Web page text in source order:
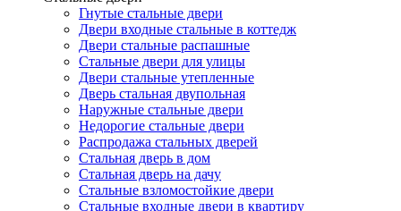
Гнутые стальные двери
Двери входные стальные в коттедж
Двери стальные распашные
Стальные двери для улицы
Двери стальные утепленные
Дверь стальная двупольная
Наружные стальные двери
Недорогие стальные двери
Распродажа стальных дверей
Стальная дверь в дом
Стальная дверь на дачу
Стальные взломостойкие двери
Стальные входные двери в квартиру